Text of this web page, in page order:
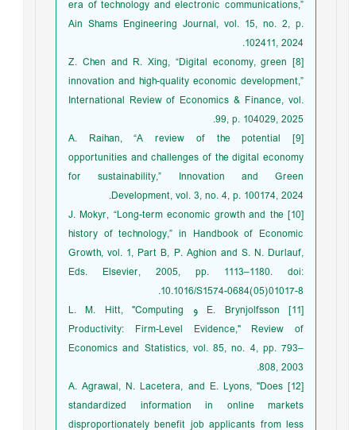
era of technology and electronic communications,”
Ain Shams Engineering Journal, vol. 15, no. 2, p.
102411, 2024.
[8] Z. Chen and R. Xing, “Digital economy, green
innovation and high-quality economic development,”
International Review of Economics & Finance, vol.
99, p. 104029, 2025.
[9] A. Raihan, “A review of the potential
opportunities and challenges of the digital economy
for sustainability,” Innovation and Green
Development, vol. 3, no. 4, p. 100174, 2024.
[10] J. Mokyr, “Long-term economic growth and the
history of technology,” in Handbook of Economic
Growth, vol. 1, Part B, P. Aghion and S. N. Durlauf,
Eds. Elsevier, 2005, pp. 1113–1180. doi:
10.1016/S1574-0684(05)01017-8.
[11] E. Brynjolfsson و L. M. Hitt, "Computing
Productivity: Firm-Level Evidence," Review of
Economics and Statistics, vol. 85, no. 4, pp. 793–
808, 2003.
[12] A. Agrawal, N. Lacetera, and E. Lyons, "Does
standardized information in online markets
disproportionately benefit job applicants from less